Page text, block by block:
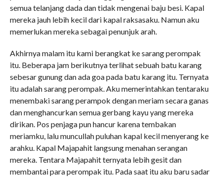
semua telanjang dada dan tidak mengenai baju besi. Kapal
mereka jauh lebih kecil dari kapal raksasaku. Namun aku
memerlukan mereka sebagai penunjuk arah.
Akhirnya malam itu kami berangkat ke sarang perompak
itu. Beberapa jam berikutnya terlihat sebuah batu karang
sebesar gunung dan ada goa pada batu karang itu. Ternyata
itu adalah sarang perompak. Aku memerintahkan tentaraku
menembaki sarang perampok dengan meriam secara ganas
dan menghancurkan semua gerbang kayu yang mereka
dirikan. Pos penjaga pun hancur karena tembakan
meriamku, lalu muncullah puluhan kapal kecil menyerang ke
arahku. Kapal Majapahit langsung menahan serangan
mereka. Tentara Majapahit ternyata lebih gesit dan
membantai para perompak itu. Pada saat itu aku baru sadar